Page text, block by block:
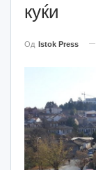
куќи
Од Istok Press